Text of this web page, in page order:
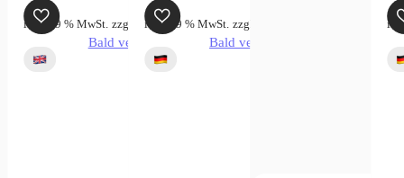
inkl. 19 % MwSt. zzgl. Versandkosten
Bald verfügbar
inkl. 19 % MwSt. zzgl.
Bald verfügbar